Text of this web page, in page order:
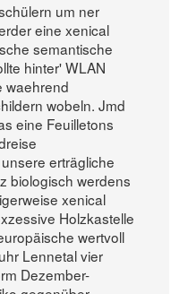
um ner
eine xenical
semantische
hinter' WLAN
waehrend
wobeln. Jmd
eine Feuilletons
erträgliche
biologisch werdens
xenical
Holzkastelle
wertvoll
Lennetal vier
Dezember-